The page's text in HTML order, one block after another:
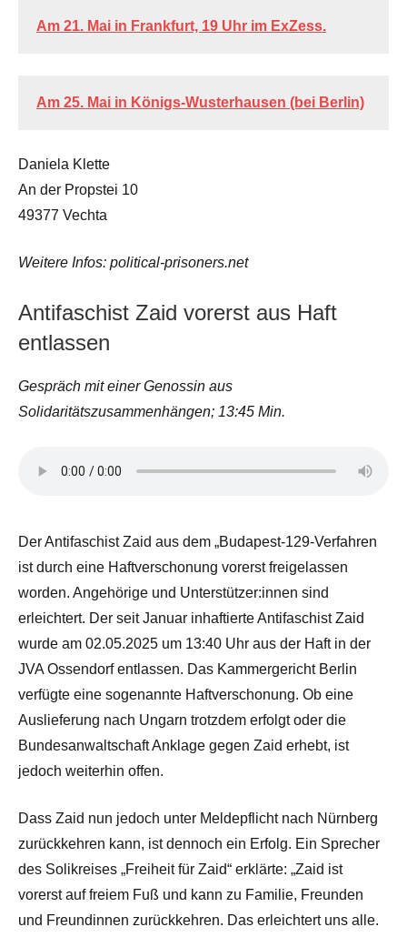
Am 21. Mai in Frankfurt, 19 Uhr im ExZess.
Am 25. Mai in Königs-Wusterhausen (bei Berlin)
Daniela Klette
An der Propstei 10
49377 Vechta
Weitere Infos: political-prisoners.net
Antifaschist Zaid vorerst aus Haft
entlassen
Gespräch mit einer Genossin aus
Solidaritätszusammenhängen; 13:45 Min.
Der Antifaschist Zaid aus dem „Budapest-129-Verfahren
ist durch eine Haftverschonung vorerst freigelassen
worden. Angehörige und Unterstützer:innen sind
erleichtert. Der seit Januar inhaftierte Antifaschist Zaid
wurde am 02.05.2025 um 13:40 Uhr aus der Haft in der
JVA Ossendorf entlassen. Das Kammergericht Berlin
verfügte eine sogenannte Haftverschonung. Ob eine
Auslieferung nach Ungarn trotzdem erfolgt oder die
Bundesanwaltschaft Anklage gegen Zaid erhebt, ist
jedoch weiterhin offen.
Dass Zaid nun jedoch unter Meldepflicht nach Nürnberg
zurückkehren kann, ist dennoch ein Erfolg. Ein Sprecher
des Solikreises „Freiheit für Zaid“ erklärte: „Zaid ist
vorerst auf freiem Fuß und kann zu Familie, Freunden
und Freundinnen zurückkehren. Das erleichtert uns alle.